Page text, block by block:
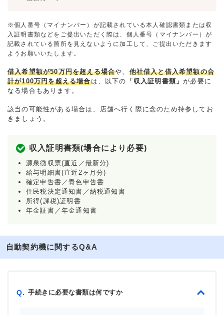
※個人番号（マイナンバー）が記載されている本人確認書類または収
入証明書類などをご提出いただく際は、個人番号（マイナンバー）が
記載されている箇所を見えないように加工して、ご提出いただきます
ようお願いいたします。
借入希望額が50万円を超える場合や、 他社借入と借入希望額の合
計が100万円を超える場合は、以下の 「収入証明書類」が必要に
なる場合もあります。
該当の可能性がある場合は、店舗へ行く際に念のため持参してお
きましょう。
収入証明書類(場合により必要)
源泉徴収票(直近／最新分)
給与明細書(直近2ヶ月分)
確定申告書／青色申告書
住民税決定通知書／納税通知書
所得(課税)証明書
年金証書／年金通知書
自動契約機に関するQ&A
Q. 手続きに必要な書類は何ですか